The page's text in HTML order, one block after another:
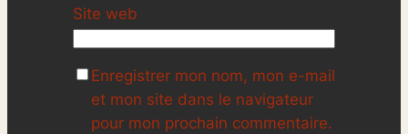
Site web
Enregistrer mon nom, mon e-mail
et mon site dans le navigateur
pour mon prochain commentaire.